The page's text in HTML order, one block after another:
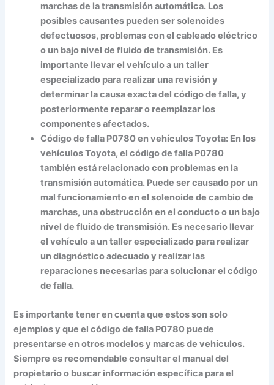
marchas de la transmisión automática. Los
posibles causantes pueden ser solenoides
defectuosos, problemas con el cableado eléctrico
o un bajo nivel de fluido de transmisión. Es
importante llevar el vehículo a un taller
especializado para realizar una revisión y
determinar la causa exacta del código de falla, y
posteriormente reparar o reemplazar los
componentes afectados.
Código de falla P0780 en vehículos Toyota: En los
vehículos Toyota, el código de falla P0780
también está relacionado con problemas en la
transmisión automática. Puede ser causado por un
mal funcionamiento en el solenoide de cambio de
marchas, una obstrucción en el conducto o un bajo
nivel de fluido de transmisión. Es necesario llevar
el vehículo a un taller especializado para realizar
un diagnóstico adecuado y realizar las
reparaciones necesarias para solucionar el código
de falla.
Es importante tener en cuenta que estos son solo
ejemplos y que el código de falla P0780 puede
presentarse en otros modelos y marcas de vehículos.
Siempre es recomendable consultar el manual del
propietario o buscar información específica para el